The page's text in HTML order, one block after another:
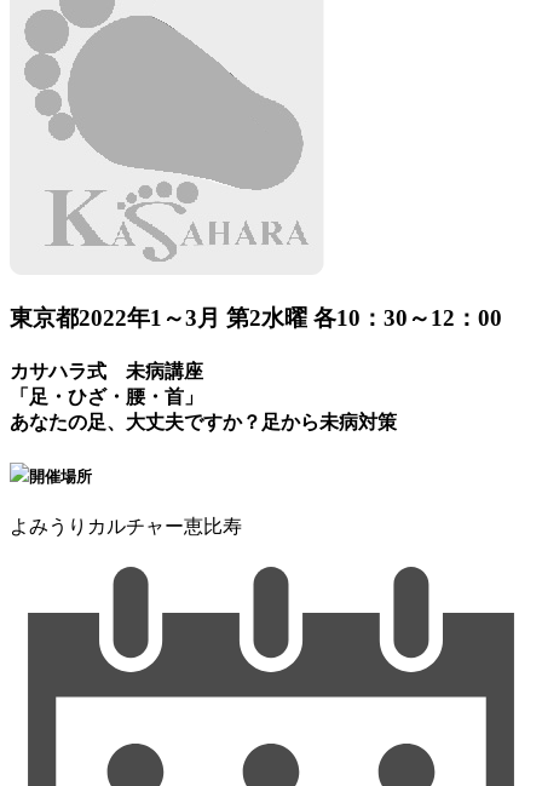
東京都2022年1～3月 第2水曜 各10：30～12：00
カサハラ式 未病講座
「足・ひざ・腰・首」
あなたの足、大丈夫ですか？足から未病対策
開催場所
よみうりカルチャー恵比寿